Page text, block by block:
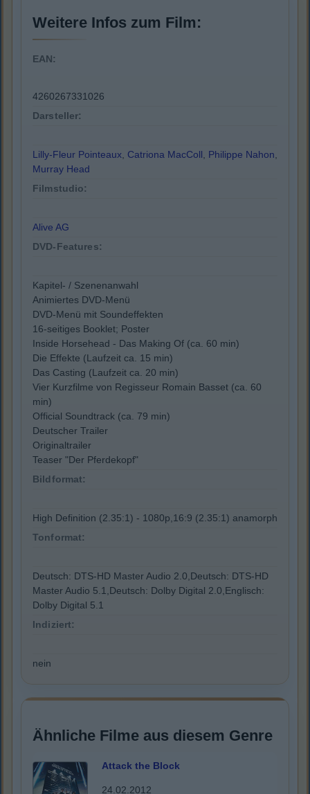
Weitere Infos zum Film:
EAN:
4260267331026
Darsteller:
Lilly-Fleur Pointeaux, Catriona MacColl, Philippe Nahon,
Murray Head
Filmstudio:
Alive AG
DVD-Features:
Kapitel- / Szenenanwahl
Animiertes DVD-Menü
DVD-Menü mit Soundeffekten
16-seitiges Booklet; Poster
Inside Horsehead - Das Making Of (ca. 60 min)
Die Effekte (Laufzeit ca. 15 min)
Das Casting (Laufzeit ca. 20 min)
Vier Kurzfilme von Regisseur Romain Basset (ca. 60
min)
Official Soundtrack (ca. 79 min)
Deutscher Trailer
Originaltrailer
Teaser "Der Pferdekopf"
Bildformat:
High Definition (2.35:1) - 1080p,16:9 (2.35:1) anamorph
Tonformat:
Deutsch: DTS-HD Master Audio 2.0,Deutsch: DTS-HD
Master Audio 5.1,Deutsch: Dolby Digital 2.0,Englisch:
Dolby Digital 5.1
Indiziert:
nein
Ähnliche Filme aus diesem Genre
Attack the Block
24.02.2012